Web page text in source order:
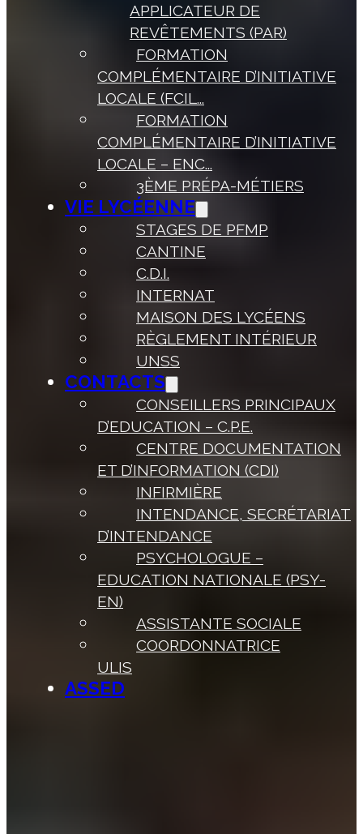
APPLICATEUR DE
REVÊTEMENTS (PAR)
FORMATION
COMPLÉMENTAIRE D’INITIATIVE
LOCALE (FCIL...
FORMATION
COMPLÉMENTAIRE D’INITIATIVE
LOCALE – ENC...
3ÈME PRÉPA-MÉTIERS
VIE LYCÉENNE
STAGES DE PFMP
CANTINE
C.D.I.
INTERNAT
MAISON DES LYCÉENS
RÈGLEMENT INTÉRIEUR
UNSS
CONTACTS
CONSEILLERS PRINCIPAUX
D’EDUCATION – C.P.E.
CENTRE DOCUMENTATION
ET D’INFORMATION (CDI)
INFIRMIÈRE
INTENDANCE, SECRÉTARIAT
D’INTENDANCE
PSYCHOLOGUE –
EDUCATION NATIONALE (PSY-
EN)
ASSISTANTE SOCIALE
COORDONNATRICE
ULIS
ASSED